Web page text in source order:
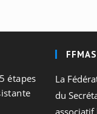
étapes
FFMAS
La
du